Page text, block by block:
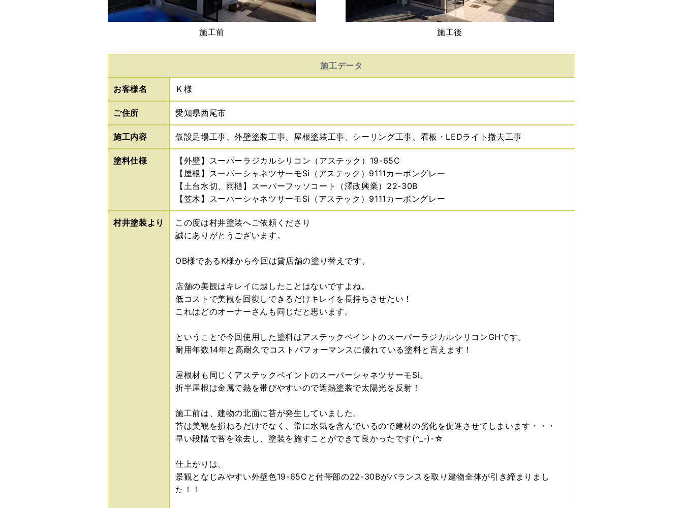
施工前 施工後
施工データ
お客様名 Ｋ様
ご住所 愛知県西尾市
施工内容 仮設足場工事、外壁塗装工事、屋根塗装工事、シーリング工事、看板・LEDライト撤去工事
塗料仕様
【外壁】スーパーラジカルシリコン（アステック）19-65C
【屋根】スーパーシャネツサーモSi（アステック）9111カーボングレー
【土台水切、雨樋】スーパーフッソコート（澤政興業）22-30B
【笠木】スーパーシャネツサーモSi（アステック）9111カーボングレー
村井塗装より
この度は村井塗装へご依頼くださり
誠にありがとうございます。
OB様であるK様から今回は貸店舗の塗り替えです。
店舗の美観はキレイに越したことはないですよね。
低コストで美観を回復しできるだけキレイを長持ちさせたい！
これはどのオーナーさんも同じだと思います。
ということで今回使用した塗料はアステックペイントのスーパーラジカルシリコンGHです。
耐用年数14年と高耐久でコストパフォーマンスに優れている塗料と言えます！
屋根材も同じくアステックペイントのスーパーシャネツサーモSi。
折半屋根は金属で熱を帯びやすいので遮熱塗装で太陽光を反射！
施工前は、建物の北面に苔が発生していました。
苔は美観を損ねるだけでなく、常に水気を含んでいるので建材の劣化を促進させてしまいます・・・
早い段階で苔を除去し、塗装を施すことができて良かったです(^_-)-☆
仕上がりは、
景観となじみやすい外壁色19-65Cと付帯部の22-30Bがバランスを取り建物全体が引き締まりまし
た！！